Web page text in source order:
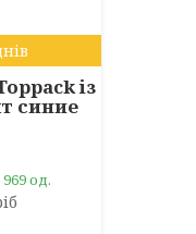
із
синие
од.